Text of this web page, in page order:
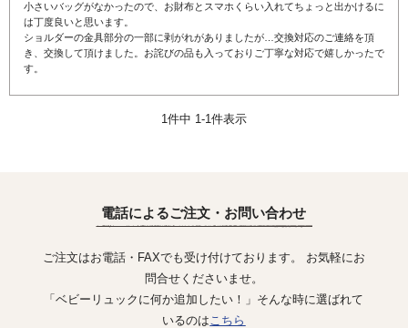
小さいバッグがなかったので、お財布とスマホくらい入れてちょっと出かけるに
は丁度良いと思います。
ショルダーの金具部分の一部に剥がれがありましたが…交換対応のご連絡を頂
き、交換して頂けました。お詫びの品も入っておりご丁寧な対応で嬉しかったで
す。
1件中 1-1件表示
電話によるご注文・お問い合わせ
ご注文はお電話・FAXでも受け付けております。 お気軽にお
問合せくださいませ。
「ベビーリュックに何か追加したい！」そんな時に選ばれて
いるのはこちら